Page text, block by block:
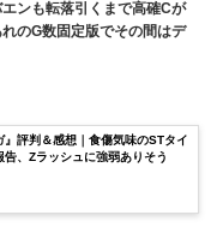
ンも転落引くまで高確Cが
のG数固定版でその間はデ
評判＆感想｜食傷気味のSTタイ
、Zラッシュに強弱ありそう